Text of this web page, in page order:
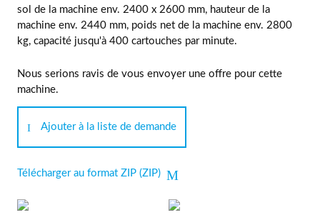
sol de la machine env. 2400 x 2600 mm, hauteur de la
machine env. 2440 mm, poids net de la machine env. 2800
kg, capacité jusqu'à 400 cartouches par minute.
Nous serions ravis de vous envoyer une offre pour cette
machine.
Ajouter à la liste de demande
Télécharger au format ZIP (ZIP)